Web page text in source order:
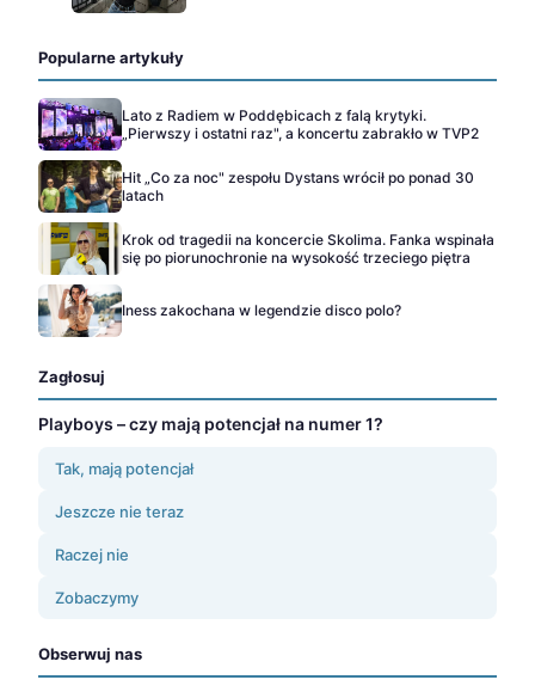
Popularne artykuły
Lato z Radiem w Poddębicach z falą krytyki.
„Pierwszy i ostatni raz", a koncertu zabrakło w TVP2
Hit „Co za noc" zespołu Dystans wrócił po ponad 30
latach
Krok od tragedii na koncercie Skolima. Fanka wspinała
się po piorunochronie na wysokość trzeciego piętra
Iness zakochana w legendzie disco polo?
Zagłosuj
Playboys – czy mają potencjał na numer 1?
Tak, mają potencjał
Jeszcze nie teraz
Raczej nie
Zobaczymy
Obserwuj nas